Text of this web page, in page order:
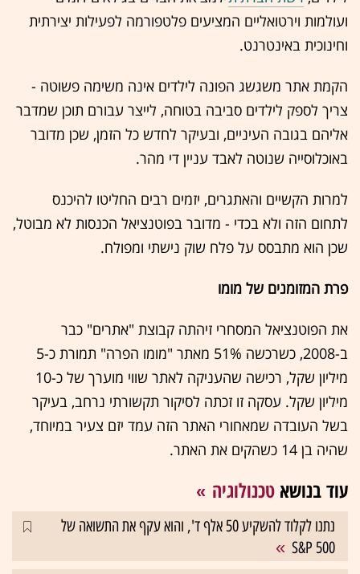
ועולמות וירטואליים המציעים פלטפורמה לפעילות יצירתית
וחינוכית באינטרנט.
הקמת אתר משגשג הפונה לילדים אינה משימה פשוטה -
צריך לספק לילדים סביבה בטוחה, לייצר עבורם תוכן שמדבר
אליהם בגובה העיניים, ובעיקר לחדש כל הזמן, שכן מדובר
באוכלוסייה שנוטה לאבד עניין די מהר.
למרות הקשיים והאתגרים, יזמים רבים החליטו להיכנס
לתחום הזה ולא בכדי - מדובר בפוטנציאל הכנסות לא מבוטל,
שכן הוא מתבסס על פלח שוק נישתי ומפולח.
פרת המזומנים של מומו
את הפוטנציאל המסחרי זיהתה קבוצת "אתרים" כבר
ב-2008, כשרכשה 51% מאתר "מומו הפרה" תמורת כ-5
מיליון שקל, רכישה שהעניקה לאתר שווי מוערך של כ-10
מיליון שקל. עסקה זו זכתה לסיקור תקשורתי נרחב, בעיקר
בשל העובדה שמאחורי האתר הזה עמד יזם צעיר במיוחד,
שהיה בן 14 כשהקים את האתר.
עוד בנושא טכנולוגיה
נתנו לקלוד להשקיע 50 אלף ד', והוא עקף את התשואה של
S&P 500